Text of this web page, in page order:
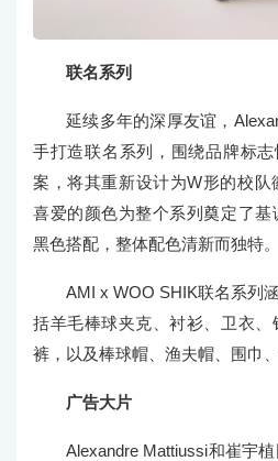
联名系列
延续多年的深厚友谊，
手打造联名系列，围绕品牌标
案，将其重新设计为W形的校
喜爱的颜色为整个系列奠定了
黑色搭配，整体配色清新而独特。
AMI x WOO SHIK联名系列
括羊毛棒球夹克、衬衫、卫衣
裤，以及棒球帽、渔夫帽、围巾
广告大片
Alexandre Mattiussi和崔宇